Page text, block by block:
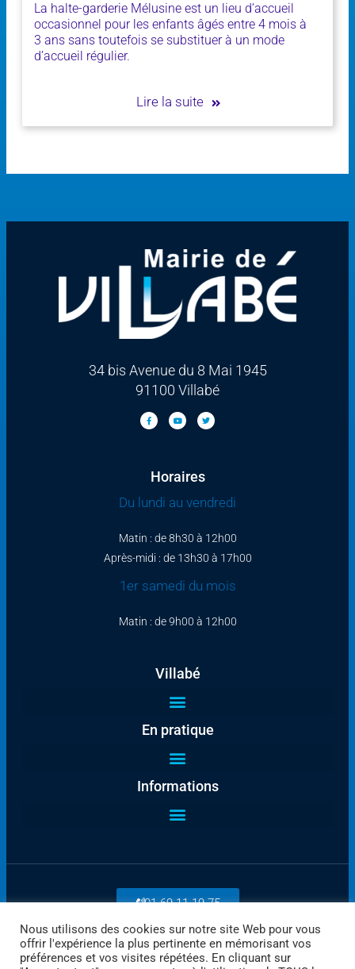
La halte-garderie Mélusine est un lieu d’accueil
occasionnel pour les enfants âgés entre 4 mois à
3 ans sans toutefois se substituer à un mode
d’accueil régulier.
Lire la suite
34 bis Avenue du 8 Mai 1945
91100 Villabé
Horaires
Du lundi au vendredi
Matin : de 8h30 à 12h00
Après-midi : de 13h30 à 17h00
1er samedi du mois
Matin : de 9h00 à 12h00
Villabé
En pratique
Informations
01 69 11 19 75
Payez en ligne
Nous utilisons des cookies sur notre site Web pour vous
offrir l'expérience la plus pertinente en mémorisant vos
préférences et vos visites répétées. En cliquant sur